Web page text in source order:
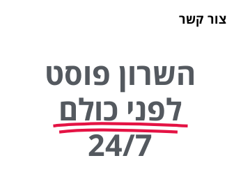
צור קשר
השרון פוסט
לפני כולם
24/7